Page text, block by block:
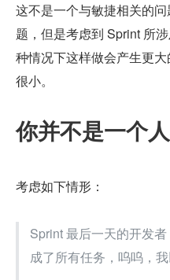
这不是一个与敏捷相关的
题，但是考虑到 Sprint 所
种情况下这样做会产生更
很小。
你并不是一个
考虑如下情形：
Sprint 最后一天的开发
成了所有任务，呜呜，